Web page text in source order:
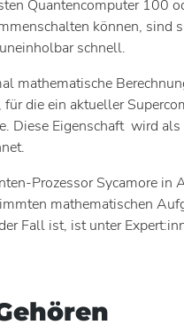
Quantencomputer 100
können, sind
schnell.
mathematische
die ein aktueller
Diese Eigenschaft wird als
Prozessor Sycamore in
mathematischen
Fall ist, ist unter